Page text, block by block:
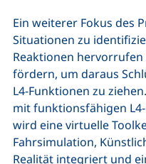
Ein weiterer Fokus des
Situationen zu
Reaktionen
fördern, um daraus
L4-Funktionen zu
mit funktionsfähigen
wird eine virtuelle
Fahrsimulation,
Realität integriert und